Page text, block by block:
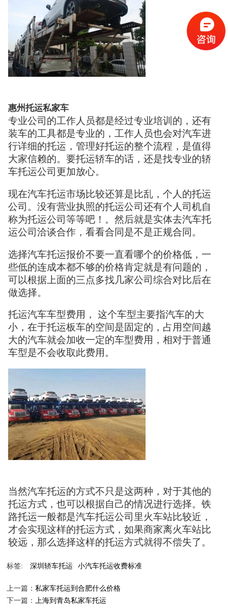
惠州托运私家车
专业公司的工作人员都是经过专业培训的，还有
装车的工具都是专业的，工作人员也会对汽车进
行详细的托运，管理好托运的整个流程，是值得
大家信赖的。要托运轿车的话，还是找专业的轿
车托运公司更加放心。
现在汽车托运市场比较还算是比乱，个人的托运
公司。没有营业执照的托运公司还有个人司机自
称为托运公司等等吧！。然后就是实体去汽车托
运公司洽谈合作，看看合同是不是正规合同。
选择汽车托运报价不要一直看哪个的价格低，一
些低的连成本都不够的价格肯定就是有问题的，
可以根据上面的三点多找几家公司综合对比后在
做选择。
托运汽车车型费用， 这个车型主要指汽车的大
小，在于托运板车的空间是固定的，占用空间越
大的汽车就会加收一定的车型费用，相对于普通
车型是不会收取此费用。
当然汽车托运的方式不只是这两种，对于其他的
托运方式，也可以根据自己的情况进行选择。铁
路托运一般都是汽车托运公司里火车站比较近，
才会实现这样的托运方式，如果商家离火车站比
较远，那么选择这样的托运方式就得不偿失了。
标签: 深圳轿车托运 小汽车托运收费标准
上一篇：私家车托运到合肥什么价格
下一篇：
上海到青岛私家车托运